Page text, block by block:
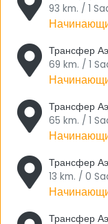
Европы, который
В Анталии,
теплая и
туризма. Система
Благодаря
транспортным
комфортной
Анталия, в
города и его
93 km. / 1
Трансфер
69 km. / 1
Трансфер
65 km. / 1
Трансфер
13 km. / 0
Трансфер